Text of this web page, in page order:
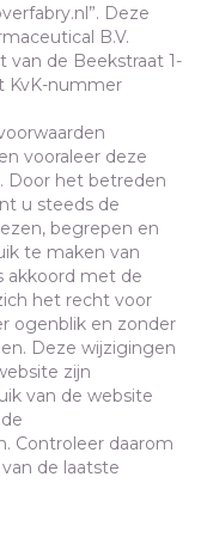
Deze
B.V.
van de Beekstraat 1-
KvK-nummer
vooraleer deze
Door het betreden
u steeds de
begrepen en
te maken van
akkoord met de
het recht voor
ogenblik en zonder
Deze wijzigingen
zijn
van de website
Controleer daarom
de laatste